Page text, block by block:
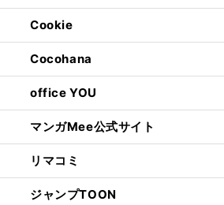
Cookie
Cocohana
office YOU
マンガMee公式サイト
リマコミ
ジャンプTOON